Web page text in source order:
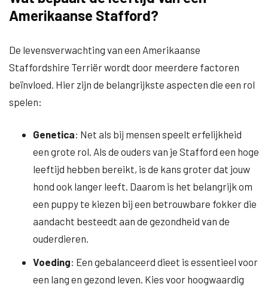
Amerikaanse Stafford?
De levensverwachting van een Amerikaanse
Staffordshire Terriër wordt door meerdere factoren
beïnvloed. Hier zijn de belangrijkste aspecten die een rol
spelen:
Genetica: Net als bij mensen speelt erfelijkheid
een grote rol. Als de ouders van je Stafford een hoge
leeftijd hebben bereikt, is de kans groter dat jouw
hond ook langer leeft. Daarom is het belangrijk om
een puppy te kiezen bij een betrouwbare fokker die
aandacht besteedt aan de gezondheid van de
ouderdieren.
Voeding: Een gebalanceerd dieet is essentieel voor
een lang en gezond leven. Kies voor hoogwaardig